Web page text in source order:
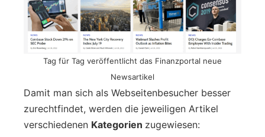
Tag für Tag veröffentlicht das Finanzportal neue
Newsartikel
Damit man sich als Webseitenbesucher besser
zurechtfindet, werden die jeweiligen Artikel
verschiedenen Kategorien zugewiesen: